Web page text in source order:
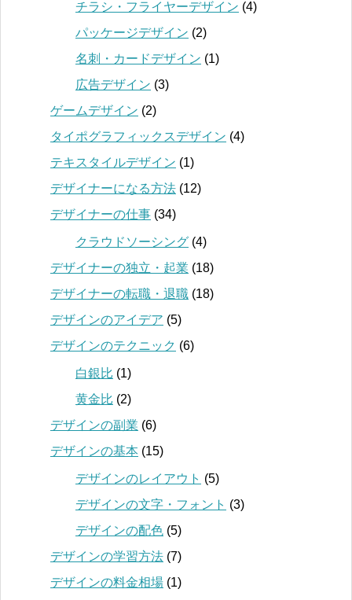
チラシ・フライヤーデザイン (4)
パッケージデザイン (2)
名刺・カードデザイン (1)
広告デザイン (3)
ゲームデザイン (2)
タイポグラフィックスデザイン (4)
テキスタイルデザイン (1)
デザイナーになる方法 (12)
デザイナーの仕事 (34)
クラウドソーシング (4)
デザイナーの独立・起業 (18)
デザイナーの転職・退職 (18)
デザインのアイデア (5)
デザインのテクニック (6)
白銀比 (1)
黄金比 (2)
デザインの副業 (6)
デザインの基本 (15)
デザインのレイアウト (5)
デザインの文字・フォント (3)
デザインの配色 (5)
デザインの学習方法 (7)
デザインの料金相場 (1)